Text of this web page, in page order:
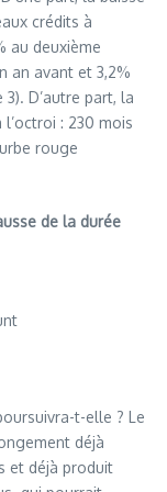
crédits à
au deuxième
an avant et 3,2%
D’autre part, la
: 230 mois
rouge
de la durée
t-elle ? Le
déjà
et déjà produit